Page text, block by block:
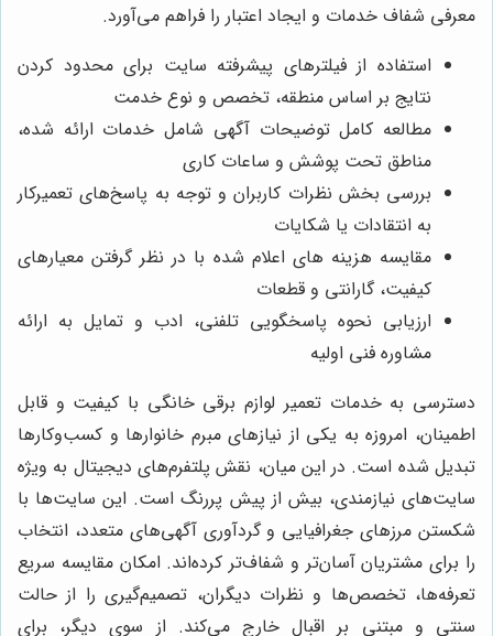
معرفی شفاف خدمات و ایجاد اعتبار را فراهم می‌آورد.
استفاده از فیلترهای پیشرفته سایت برای محدود کردن
نتایج بر اساس منطقه، تخصص و نوع خدمت
مطالعه کامل توضیحات آگهی شامل خدمات ارائه شده،
مناطق تحت پوشش و ساعات کاری
بررسی بخش نظرات کاربران و توجه به پاسخ‌های تعمیرکار
به انتقادات یا شکایات
مقایسه هزینه های اعلام شده با در نظر گرفتن معیارهای
کیفیت، گارانتی و قطعات
ارزیابی نحوه پاسخگویی تلفنی، ادب و تمایل به ارائه
مشاوره فنی اولیه
دسترسی به خدمات تعمیر لوازم برقی خانگی با کیفیت و قابل
اطمینان، امروزه به یکی از نیازهای مبرم خانوارها و کسب‌وکارها
تبدیل شده است. در این میان، نقش پلتفرم‌های دیجیتال به ویژه
سایت‌های نیازمندی، بیش از پیش پررنگ است. این سایت‌ها با
شکستن مرزهای جغرافیایی و گردآوری آگهی‌های متعدد، انتخاب
را برای مشتریان آسان‌تر و شفاف‌تر کرده‌اند. امکان مقایسه سریع
تعرفه‌ها، تخصص‌ها و نظرات دیگران، تصمیم‌گیری را از حالت
سنتی و مبتنی بر اقبال خارج می‌کند. از سوی دیگر، برای